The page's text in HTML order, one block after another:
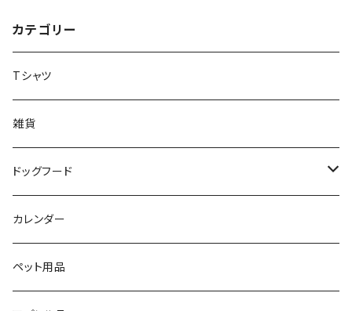
カテゴリー
Tシャツ
雑貨
ドッグフード
エゾ鹿ジャーキー
カレンダー
ペット用品